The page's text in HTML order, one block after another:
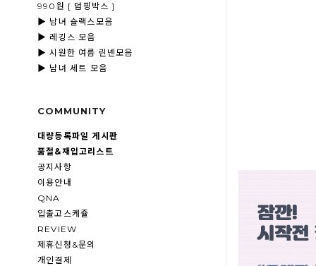
990원 [ 덤핑박스 ]
▶ 남녀 슬랙스모음
▶ 레깅스 모음
▶ 시원한 여름 린넨모음
▶ 남녀 세트 모음
COMMUNITY
대량등록파일 게시판
품절&재입고리스트
공지사항
이용안내
QNA
입출고스케쥴
REVIEW
제휴신청&문의
개인결제